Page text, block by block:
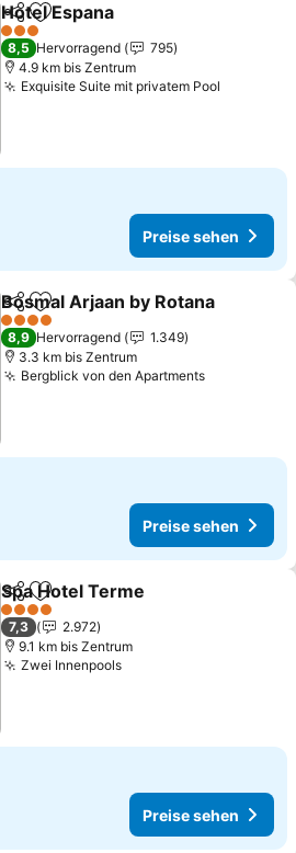
TeilenZu Favoriten hinzufügen
Hotel Espana
3 Sterne
8,5 Hervorragend
795
4.9 km bis Zentrum
Exquisite Suite mit privatem Pool
Preise sehen
TeilenZu Favoriten hinzufügen
Bosmal Arjaan by Rotana
4 Sterne
8,9 Hervorragend
1.349
3.3 km bis Zentrum
Bergblick von den Apartments
Preise sehen
TeilenZu Favoriten hinzufügen
Spa Hotel Terme
4 Sterne
7,3
2.972
9.1 km bis Zentrum
Zwei Innenpools
Preise sehen